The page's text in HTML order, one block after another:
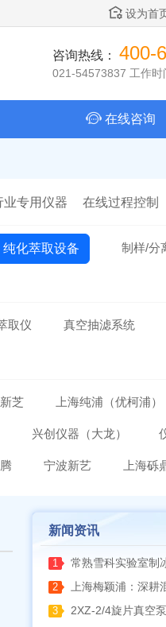
设为首
咨询热线： 400-
021-54573837 工作
在线咨询
业专用仪器 在线过程控制
纯化萃取设备 制样/分
取仪 真空抽滤系统
芝 上海纯浦（优柯浦）
兴创仪器（大龙）
宁波新艺 上海砾
新闻资讯
1 常熟雪科实验室制冰机
2 上海梅颖浦：深耕混匀设备 赋
3 2XZ-2/4旋片真空泵完整清洗拆装流程（临